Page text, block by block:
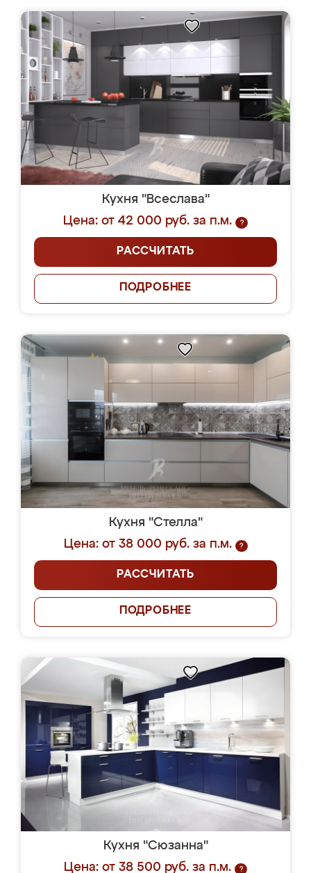
Кухня "Всеслава"
Цена: от 42 000 руб. за п.м.
?
РАССЧИТАТЬ
ПОДРОБНЕЕ
Кухня "Стелла"
Цена: от 38 000 руб. за п.м.
?
РАССЧИТАТЬ
ПОДРОБНЕЕ
Кухня "Сюзанна"
Цена: от 38 500 руб. за п.м.
?